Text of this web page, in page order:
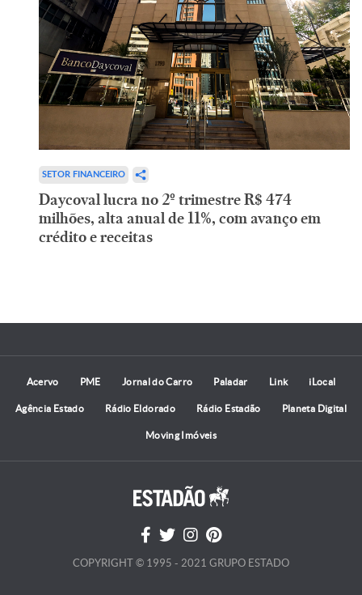
SETOR FINANCEIRO
Daycoval lucra no 2º trimestre R$ 474
milhões, alta anual de 11%, com avanço em
crédito e receitas
Acervo PME Jornal do Carro Paladar Link iLocal
Agência Estado Rádio Eldorado Rádio Estadão Planeta Digital
Moving Imóveis
COPYRIGHT © 1995 - 2021 GRUPO ESTADO